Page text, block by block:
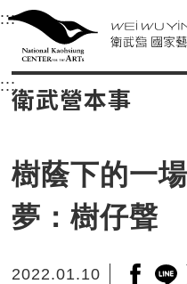
衛武營國家藝術
中央內容區塊，為本頁主要內容
:::選單連結區塊，此區
衛武營國家藝
:::中央內容區塊，為本頁
衛武營本事
樹蔭下的一
夢：樹仔聲
2022.01.10 另開新
另